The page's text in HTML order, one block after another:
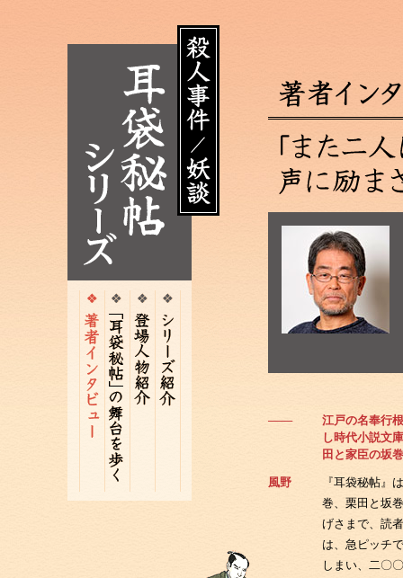
───
江戸の名奉行
し時代小説文
田と家臣の坂
風野
『耳袋秘帖』
巻、栗田と坂
げさまで、読
は、急ピッチ
しまい、二〇